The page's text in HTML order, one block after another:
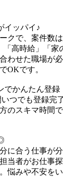
イッパイ♪
クで、案件数は
「高時給」「家
わせた職場が
OKです。
でかんたん登録
いつでも登録完
のスキマ時間
に合う仕事が
当者がお仕事
悩みや不安を